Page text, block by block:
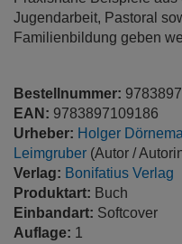
Jugendarbeit, Pastoral
Familienbildung geben
Bestellnummer:
EAN: 9783897109186
Urheber: Holger
Leimgruber (Autor /
Verlag: Bonifatius Verlag
Produktart: Buch
Einbandart: Softcover
Auflage: 1